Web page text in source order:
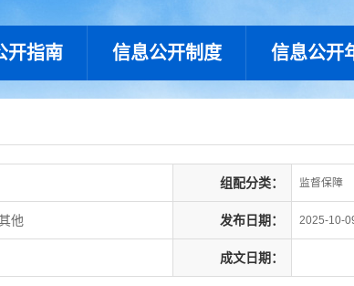
开指南 信息公开制度 信息公开
组配分类： 监督保障
他 发布日期： 2025-10-
成文日期：